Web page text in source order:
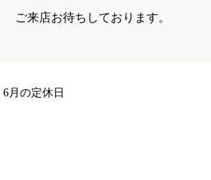
ご来店お待ちしております。
6月の定休日